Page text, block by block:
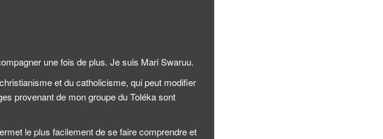
une fois de plus. Je suis Mari Swaruu.
et du catholicisme, qui peut modifier
provenant de mon groupe du Toléka sont
le plus facilement de se faire comprendre et